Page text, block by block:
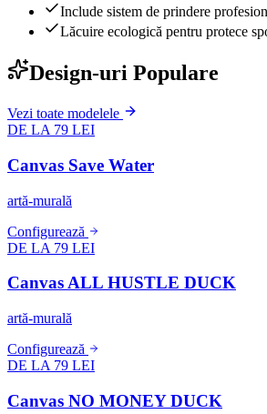
Include sistem de prindere
Lăcuire ecologică pentru protece
Design-uri Populare
Vezi toate modelele
DE LA 79 LEI
Canvas Save Water
artă-murală
Configurează
DE LA 79 LEI
Canvas ALL HUSTLE DUCK
artă-murală
Configurează
DE LA 79 LEI
Canvas NO MONEY DUCK